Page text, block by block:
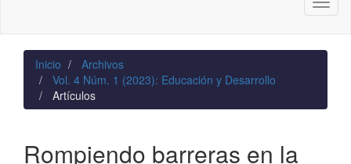
Inicio
Archivos
Vol. 4 Núm. 1 (2023): Educación y Desarrollo
Artículos
Rompiendo barreras en la